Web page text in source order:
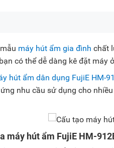
máy hút ẩm gia đình chất
có thể dễ dàng kê đặt máy
hút ẩm dân dụng FujiE HM-
nhu cầu sử dụng cho
máy hút ẩm FujiE HM-